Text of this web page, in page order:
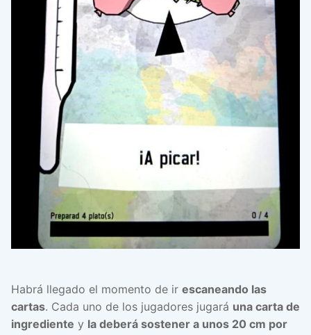
Habrá llegado el momento de ir escaneando las
cartas. Cada uno de los jugadores jugará una carta de
ingrediente y la deberá sostener a unos 20 cm por